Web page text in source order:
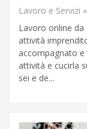
Lavoro e Servizi »
Lavoro online da
attività
accompagnato
attività e cucirla
sei e de...